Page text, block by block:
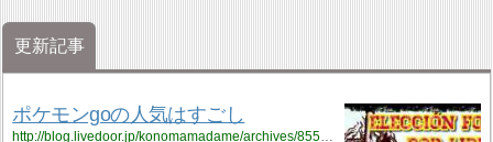
更新記事
ポケモンgoの人気はすごし